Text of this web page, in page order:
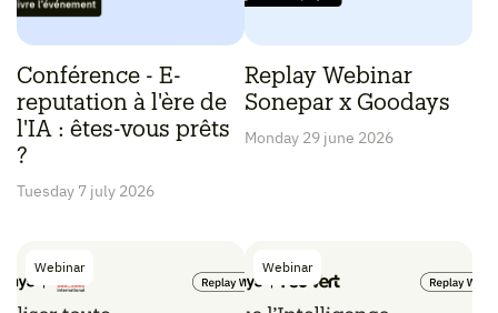
Conférence - E-
reputation à l'ère de
l'IA : êtes-vous prêts
?
Tuesday 7 july 2026
Replay Webinar
Sonepar x Goodays
Monday 29 june 2026
Webinar Webinar